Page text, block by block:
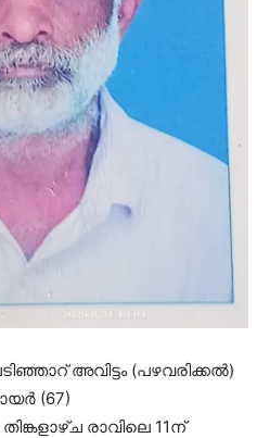
അവിട്ടം (പഴവരിക്കൽ)
(67)
രാവിലെ 11ന്